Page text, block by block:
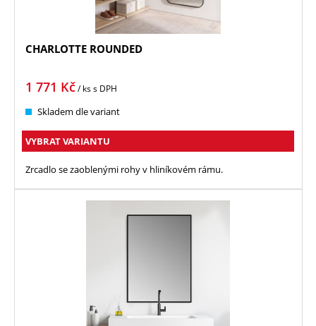
CHARLOTTE ROUNDED
1 771 Kč/ kss DPH
Skladem dle variant
VYBRAT VARIANTU
Zrcadlo se zaoblenými rohy v hliníkovém rámu.